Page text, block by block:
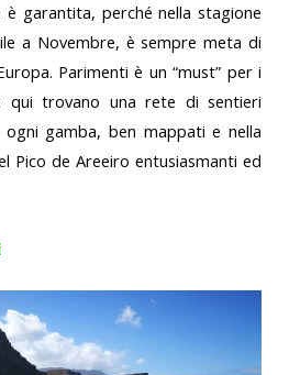
è garantita, perché nella stagione
a Novembre, è sempre meta di
Parimenti è un “must” per i
qui trovano una rete di sentieri
gamba, ben mappati e nella
Pico de Areeiro entusiasmanti ed